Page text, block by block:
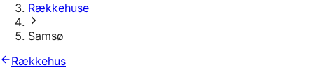
Rækkehuse
Samsø
Rækkehus